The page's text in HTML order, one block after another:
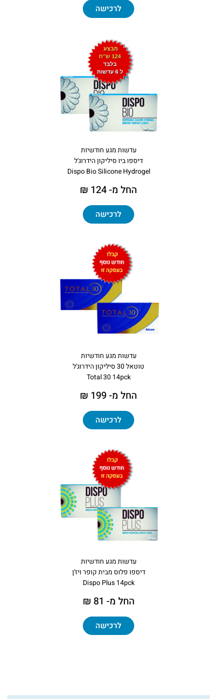
לרכישה
עדשות מגע חודשיות
דיספו ביו סיליקון הידרוג'ל
Dispo Bio Silicone Hydrogel
החל מ- 124 ₪
לרכישה
עדשות מגע חודשיות
טוטאל 30 סיליקון הידרוג'ל
Total 30 14pck
החל מ- 199 ₪
לרכישה
עדשות מגע חודשיות
דיספו פלוס מבית קופר ויז'ן
Dispo Plus 14pck
החל מ- 81 ₪
לרכישה